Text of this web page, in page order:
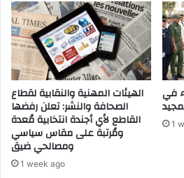
ا
ل
ن
ق
ل
ا
ل
ح
ض
ر
ي
ب
د
ع
ا
ر
ة
ل
إ
ج
ا
الهيئات المهنية والنقابية لقطاع
الصحافة والنشر: تعلن رفضها
القاطع لأي أجندة انتخابية مُعدة
ومُرتبة على مقاس سياسي
ومصالحي ضيق
1 week ago
في
1